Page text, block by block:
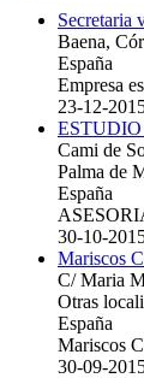
Secretaria
Baena,
España
Empresa
23-12-
Cami de
Palma de
España
30-10-
Mariscos
C/ Maria
Otras
España
Mariscos
30-09-